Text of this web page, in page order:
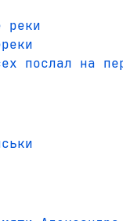
реки
послал на